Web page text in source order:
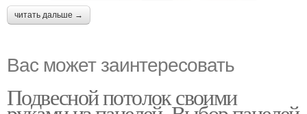
читать дальше →
Вас может заинтересовать
Подвесной потолок своими